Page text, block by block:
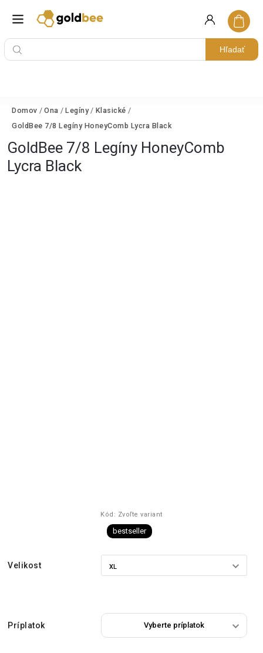
Hľadať
Domov / Ona / Legíny / Klasické /
GoldBee 7/8 Legíny HoneyComb Lycra Black
GoldBee 7/8 Legíny HoneyComb
Lycra Black
Kód: Zvoľte variant
bestseller
Velikost
Príplatok